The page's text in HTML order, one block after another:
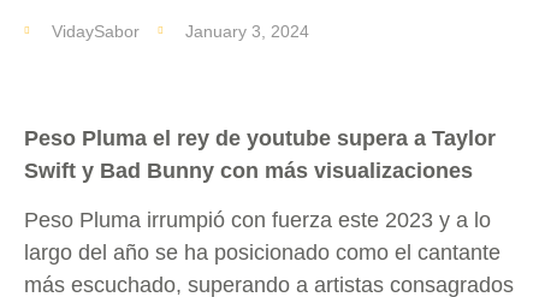
VidaySabor January 3, 2024
Peso Pluma el rey de youtube supera a Taylor
Swift y Bad Bunny con más visualizaciones
Peso Pluma irrumpió con fuerza este 2023 y a lo
largo del año se ha posicionado como el cantante
más escuchado, superando a artistas consagrados